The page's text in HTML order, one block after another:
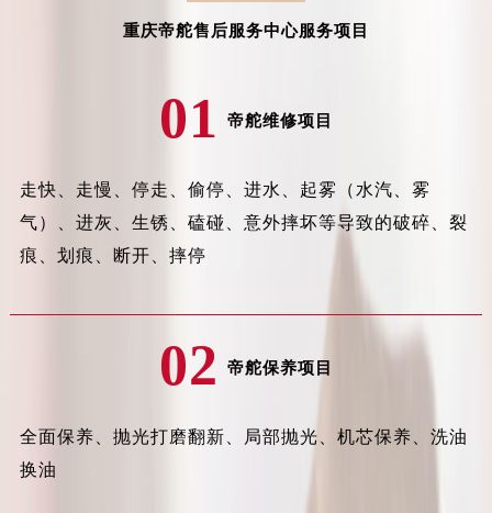
山西省长治市潞州区英雄中路帝舵售后服务中心（需提前预约）
安徽省安庆市迎江区人民路帝舵售后服务中心（需提前预约）
安徽省蚌埠市蚌山区淮河路帝舵售后服务中心（需提前预约）
安徽省池州市贵池区长江路帝舵售后服务中心（需提前预约）
安徽省滁州市琅琊区南谯北路帝舵售后服务中心（需提前预约）
安徽省阜阳市颍州区颍州北路帝舵售后服务中心（需提前预约）
安徽省淮南市田家庵区国庆中路帝舵售后服务中心（需提前预约）
安徽省黄山市屯溪区黄山西路帝舵售后服务中心（需提前预约）
安徽省六安市金安区解放中路帝舵售后服务中心（需提前预约）
安徽省宿州市埇桥区人民中路帝舵售后服务中心（需提前预约）
重庆帝舵售后服务中心服务项目
01 帝舵维修项目
走快、走慢、停走、偷停、进水、起雾（水汽、雾
气）、进灰、生锈、磕碰、意外摔坏等导致的破碎、裂
痕、划痕、断开、摔停
02 帝舵保养项目
全面保养、抛光打磨翻新、局部抛光、机芯保养、洗油
换油